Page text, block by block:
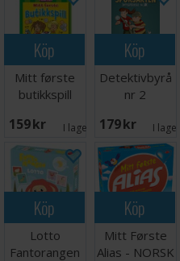
Köp
Mitt første
butikkspill
159 SEK I lager:
Köp
Detektivbyrå
nr 2
Brettspill
179 SEK I lager:
Köp
Lotto
Fantorangen
Köp
Mitt Første
Alias - NORSK